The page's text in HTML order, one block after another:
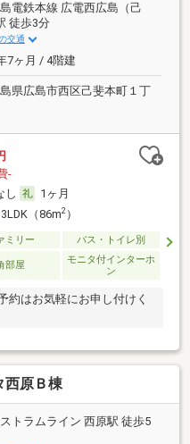
電鉄本線 広電西広島（己
徒歩3分
交通
7ヶ月 / 4階建
県広島市西区己斐本町１丁
-
し
1ヶ月
（86m2）
ミリー バス・トイレ別
部屋
モニタ付インターホ
ン
約はお気軽にお申し付けく
西原Ｂ棟
トラムライン 西原駅 徒歩5